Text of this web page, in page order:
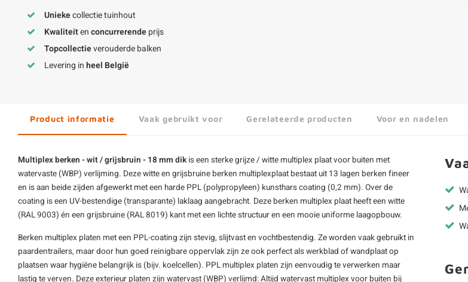
Uniekecollectie tuinhout
Kwaliteitenconcurrerendeprijs
Topcollectieverouderde balken
Levering inheel België
Product informatie Vaak gebruikt voor Gerelateerde producten Voor en nadelen
Multiplex berken - wit / grijsbruin - 18 mm dik is een sterke grijze / witte multiplex plaat voor buiten met
watervaste (WBP) verlijming. Deze witte en grijsbruine berken multiplexplaat bestaat uit 13 lagen berken fineer
en is aan beide zijden afgewerkt met een harde PPL (polypropyleen) kunsthars coating (0,2 mm). Over de
coating is een UV-bestendige (transparante) laklaag aangebracht. Deze berken multiplex plaat heeft een witte
(RAL 9003) én een grijsbruine (RAL 8019) kant met een lichte structuur en een mooie uniforme laagopbouw.
Berken multiplex platen met een PPL-coating zijn stevig, slijtvast en vochtbestendig. Ze worden vaak gebruikt in
paardentrailers, maar door hun goed reinigbare oppervlak zijn ze ook perfect als werkblad of wandplaat op
plaatsen waar hygiëne belangrijk is (bijv. koelcellen). PPL multiplex platen zijn eenvoudig te verwerken maar
lastig te verven. Deze exterieur platen zijn watervast (WBP) verlijmd: Altijd watervast multiplex voor buiten bij